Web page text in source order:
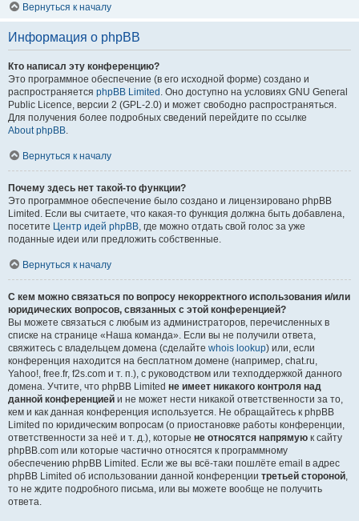
Вернуться к началу
Информация о phpBB
Кто написал эту конференцию?
Это программное обеспечение (в его исходной форме) создано и
распространяется phpBB Limited . Оно доступно на условиях GNU General
Public Licence, версии 2 (GPL-2.0) и может свободно распространяться.
Для получения более подробных сведений перейдите по ссылке
About phpBB.
Вернуться к началу
Почему здесь нет такой-то функции?
Это программное обеспечение было создано и лицензировано phpBB
Limited. Если вы считаете, что какая-то функция должна быть добавлена,
посетите Центр идей phpBB, где можно отдать свой голос за уже
поданные идеи или предложить собственные.
Вернуться к началу
С кем можно связаться по вопросу некорректного использования и/или
юридических вопросов, связанных с этой конференцией?
Вы можете связаться с любым из администраторов, перечисленных в
списке на странице «Наша команда». Если вы не получили ответа,
свяжитесь с владельцем домена (сделайте whois lookup) или, если
конференция находится на бесплатном домене (например, chat.ru,
Yahoo!, free.fr, f2s.com и т. п.), с руководством или техподдержкой данного
домена. Учтите, что phpBB Limited не имеет никакого контроля над
данной конференцией и не может нести никакой ответственности за то,
кем и как данная конференция используется. Не обращайтесь к phpBB
Limited по юридическим вопросам (о приостановке работы конференции,
ответственности за неё и т. д.), которые не относятся напрямую к сайту
phpBB.com или которые частично относятся к программному
обеспечению phpBB Limited. Если же вы всё-таки пошлёте email в адрес
phpBB Limited об использовании данной конференции третьей стороной,
то не ждите подробного письма, или вы можете вообще не получить
ответа.